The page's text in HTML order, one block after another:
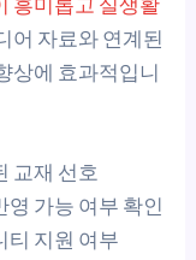
어 자료와 연계된
상에 효과적입니
교재 선호
가능 여부 확인
티 지원 여부